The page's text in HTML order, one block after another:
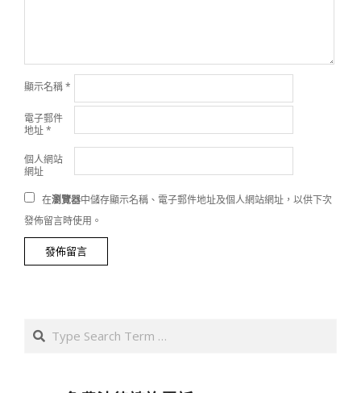
顯示名稱*
電子郵件
地址*
個人網站
網址
在瀏覽器中儲存顯示名稱、電子郵件地址及個人網站網址，以供下次
發佈留言時使用。
Search